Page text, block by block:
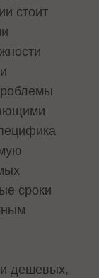
стоит
сроки
дешевых,